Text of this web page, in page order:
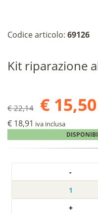
Codice articolo: 69126
Kit riparazione
€ 22,14 € 15,50
€ 18,91 iva inclusa